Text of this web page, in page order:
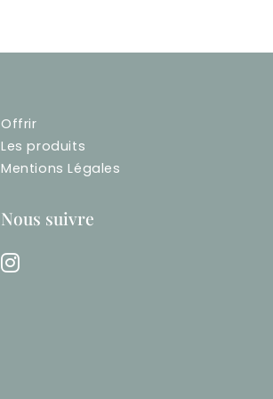
Offrir
Les produits
Mentions Légales
Nous suivre